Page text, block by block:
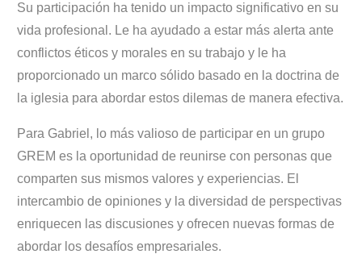
Su participación ha tenido un impacto significativo en su
vida profesional. Le ha ayudado a estar más alerta ante
conflictos éticos y morales en su trabajo y le ha
proporcionado un marco sólido basado en la doctrina de
la iglesia para abordar estos dilemas de manera efectiva.
Para Gabriel, lo más valioso de participar en un grupo
GREM es la oportunidad de reunirse con personas que
comparten sus mismos valores y experiencias. El
intercambio de opiniones y la diversidad de perspectivas
enriquecen las discusiones y ofrecen nuevas formas de
abordar los desafíos empresariales.